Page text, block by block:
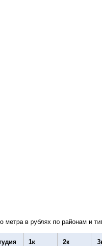
метра в рублях по районам и
1к 2к